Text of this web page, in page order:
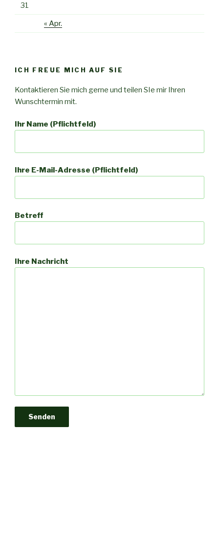
« Apr.
31
ICH FREUE MICH AUF SIE
Kontaktieren Sie mich gerne und teilen SIe mir Ihren
Wunschtermin mit.
Ihr Name (Pflichtfeld)
Ihre E-Mail-Adresse (Pflichtfeld)
Betreff
Ihre Nachricht